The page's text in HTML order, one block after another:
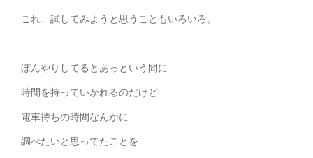
これ、試してみようと思うこともいろいろ。
ぼんやりしてるとあっという間に
時間を持っていかれるのだけど
電車待ちの時間なんかに
調べたいと思ってたことを